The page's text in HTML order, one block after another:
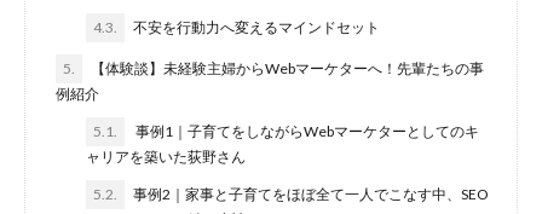
4.3. 不安を行動力へ変えるマインドセット
5.
【体験談】未経験主婦からWebマーケターへ！先輩たちの事
例紹介
5.1.
事例1｜子育てをしながらWebマーケターとしてのキ
ャリアを築いた荻野さん
5.2.
事例2｜家事と子育てをほぼ全て一人でこなす中、SEO